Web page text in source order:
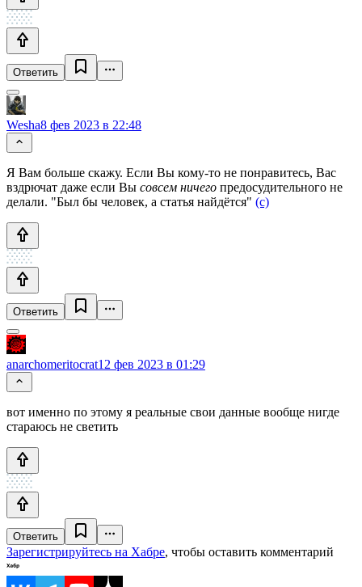
Ответить
Wesha8 фев 2023 в 22:48
Я Вам больше скажу. Если Вы кому-то не понравитесь, Вас
вздрючат даже если Вы совсем ничего предосудительного не
делали. "Был бы человек, а статья найдётся" (c)
Ответить
anarchomeritocrat12 фев 2023 в 01:29
вот именно по этому я реальные свои данные вообще нигде
стараюсь не светить
Ответить
Зарегистрируйтесь на Хабре, чтобы оставить комментарий